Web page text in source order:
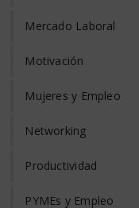
Mercado Laboral
Motivación
Mujeres y Empleo
Networking
Productividad
PYMEs y Empleo